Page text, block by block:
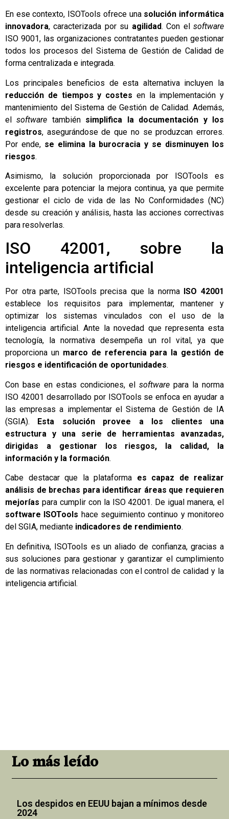
En ese contexto, ISOTools ofrece una solución informática
innovadora, caracterizada por su agilidad. Con elsoftware
ISO 9001, las organizaciones contratantes pueden gestionar
todos los procesos del Sistema de Gestión de Calidad de
forma centralizada e integrada.
Los principales beneficios de esta alternativa incluyen la
reducción de tiempos y costes en la implementación y
mantenimiento del Sistema de Gestión de Calidad. Además,
elsoftware también simplifica la documentación y los
registros, asegurándose de que no se produzcan errores.
Por ende, se elimina la burocracia y se disminuyen los
riesgos.
Asimismo, la solución proporcionada por ISOTools es
excelente para potenciar la mejora continua, ya que permite
gestionar el ciclo de vida de las No Conformidades (NC)
desde su creación y análisis, hasta las acciones correctivas
para resolverlas.
ISO 42001, sobre la
inteligencia artificial
Por otra parte, ISOTools precisa que la norma ISO 42001
establece los requisitos para implementar, mantener y
optimizar los sistemas vinculados con el uso de la
inteligencia artificial. Ante la novedad que representa esta
tecnología, la normativa desempeña un rol vital, ya que
proporciona un marco de referencia para la gestión de
riesgos e identificación de oportunidades.
Con base en estas condiciones, el software para la norma
ISO 42001 desarrollado por ISOTools se enfoca en ayudar a
las empresas a implementar el Sistema de Gestión de IA
(SGIA). Esta solución provee a los clientes una
estructura y una serie de herramientas avanzadas,
dirigidas a gestionar los riesgos, la calidad, la
información y la formación.
Cabe destacar que la plataforma es capaz de realizar
análisis de brechas para identificar áreas que requieren
mejorías para cumplir con la ISO 42001. De igual manera, el
software ISOTools hace seguimiento continuo y monitoreo
del SGIA, mediante indicadores de rendimiento.
En definitiva, ISOTools es un aliado de confianza, gracias a
sus soluciones para gestionar y garantizar el cumplimiento
de las normativas relacionadas con el control de calidad y la
inteligencia artificial.
Lo más leído
Los despidos en EEUU bajan a mínimos desde
2024